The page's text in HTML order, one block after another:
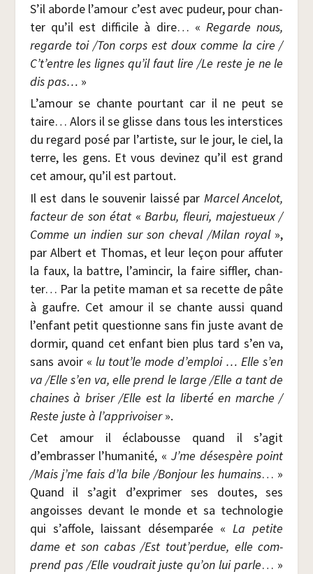
S’il aborde l’amour c’est avec pudeur, pour chan­
ter qu’il est dif­fi­cile à dire… «Regarde nous,
regarde toi /​Ton corps est doux comme la cire /​
C’t’entre les lignes qu’il faut lire /​Le reste je ne le
dis pas… »
L’amour se chante pour­tant car il ne peut se
taire… Alors il se glisse dans tous les inter­stices
du regard posé par l’artiste, sur le jour, le ciel, la
terre, les gens. Et vous devi­nez qu’il est grand
cet amour, qu’il est partout.
Il est dans le sou­ve­nir lais­sé par Mar­cel Ance­lot,
fac­teur de son état «Bar­bu, fleu­ri, majes­tueux /​
Comme un indien sur son che­val /​Milan royal»,
par Albert et Tho­mas, et leur leçon pour affu­ter
la faux, la battre, l’amincir, la faire sif­fler, chan­
ter… Par la petite maman et sa recette de pâte
à gaufre. Cet amour il se chante aus­si quand
l’enfant petit ques­tionne sans fin juste avant de
dor­mir, quand cet enfant bien plus tard s’en va,
sans avoir « lu tout’le mode d’emploi … Elle s’en
va /​Elle s’en va, elle prend le large /​Elle a tant de
chaines à bri­ser /​Elle est la liber­té en marche /​
Reste juste à l’apprivoiser».
Cet amour il écla­bousse quand il s’agit
d’embrasser l’humanité, « J’me déses­père point
/​Mais j’me fais d’la bile /​Bon­jour les humains… »
Quand il s’agit d’exprimer ses doutes, ses
angoisses devant le monde et sa tech­no­lo­gie
qui s’affole, lais­sant désem­pa­rée «La petite
dame et son cabas /​Est tout’perdue, elle com­
prend pas /​Elle vou­drait juste qu’on lui parle… »